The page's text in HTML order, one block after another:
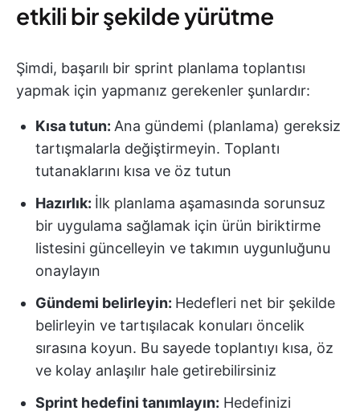
etkili bir şekilde yürütme
Şimdi, başarılı bir sprint planlama toplantısı
yapmak için yapmanız gerekenler şunlardır:
Kısa tutun: Ana gündemi (planlama) gereksiz
tartışmalarla değiştirmeyin. Toplantı
tutanaklarını kısa ve öz tutun
Hazırlık: İlk planlama aşamasında sorunsuz
bir uygulama sağlamak için ürün biriktirme
listesini güncelleyin ve takımın uygunluğunu
onaylayın
Gündemi belirleyin: Hedefleri net bir şekilde
belirleyin ve tartışılacak konuları öncelik
sırasına koyun. Bu sayede toplantıyı kısa, öz
ve kolay anlaşılır hale getirebilirsiniz
Sprint hedefini tanımlayın: Hedefinizi